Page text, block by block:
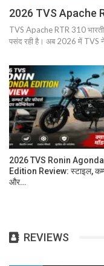
2026 TVS Apache
TVS Apache RTR 310
पसंद रही है। अब 2026 में TVS
2026 TVS Ronin Agonda
Edition Review: स्टाइल,
और…
REVIEWS